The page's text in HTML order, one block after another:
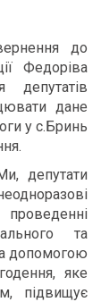
до
Федоріва
депутатів
дане
у с.Бринь
депутати
та
допомогою
яке
підвищує